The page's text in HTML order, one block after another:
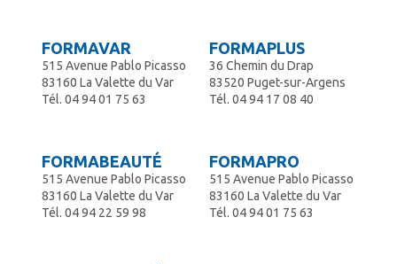
FORMAVAR
515 Avenue Pablo Picasso
83160 La Valette du Var
Tél. 04 94 01 75 63
FORMAPLUS
36 Chemin du Drap
83520 Puget-sur-Argens
Tél. 04 94 17 08 40
FORMABEAUTÉ
515 Avenue Pablo Picasso
83160 La Valette du Var
Tél. 04 94 22 59 98
FORMAPRO
515 Avenue Pablo Picasso
83160 La Valette du Var
Tél. 04 94 01 75 63